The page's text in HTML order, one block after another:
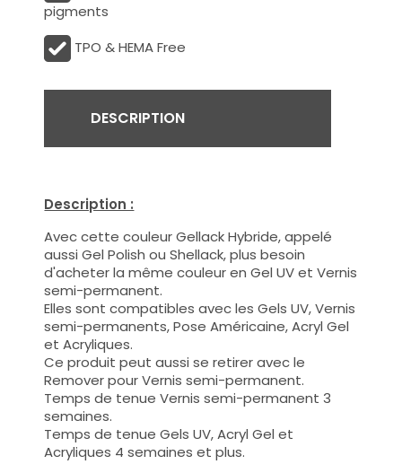
pigments
TPO & HEMA Free
DESCRIPTION
Description :
Avec cette couleur Gellack Hybride, appelé
aussi Gel Polish ou Shellack, plus besoin
d'acheter la même couleur en Gel UV et Vernis
semi-permanent.
Elles sont compatibles avec les Gels UV, Vernis
semi-permanents, Pose Américaine, Acryl Gel
et Acryliques.
Ce produit peut aussi se retirer avec le
Remover pour Vernis semi-permanent.
Temps de tenue Vernis semi-permanent 3
semaines.
Temps de tenue Gels UV, Acryl Gel et
Acryliques 4 semaines et plus.